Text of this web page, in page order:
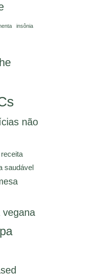
insônia
não
receita
saudável
vegana